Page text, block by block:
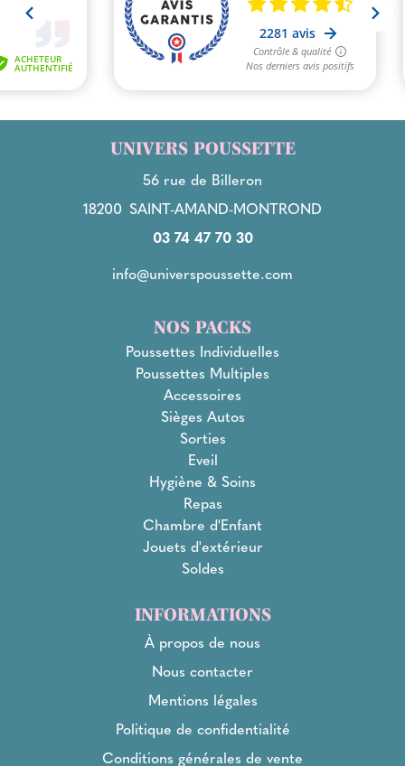
UNIVERS POUSSETTE
56 rue de Billeron
18200 SAINT-AMAND-MONTROND
03 74 47 70 30
info@universpoussette.com
NOS PACKS
Poussettes Individuelles
Poussettes Multiples
Accessoires
Sièges Autos
Sorties
Eveil
Hygiène & Soins
Repas
Chambre d'Enfant
Jouets d'extérieur
Soldes
INFORMATIONS
À propos de nous
Nous contacter
Mentions légales
Politique de confidentialité
Conditions générales de vente